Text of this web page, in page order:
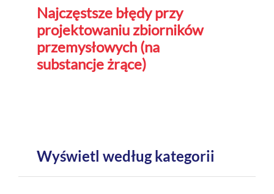
Najczęstsze błędy przy
projektowaniu zbiorników
przemysłowych (na
substancje żrące)
Wyświetl według kategorii